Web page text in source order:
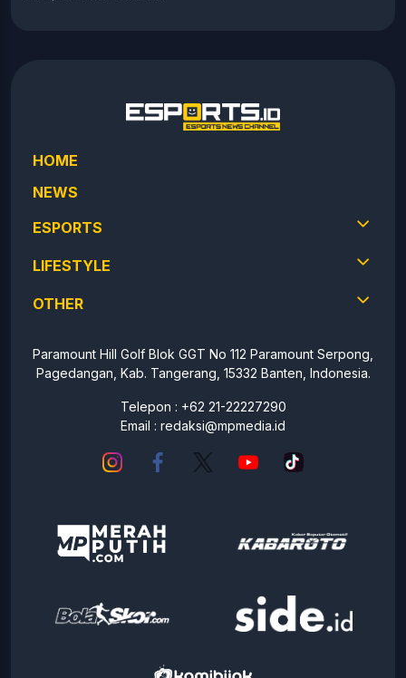
HOME
NEWS
ESPORTS
LIFESTYLE
OTHER
Paramount Hill Golf Blok GGT No 112 Paramount Serpong,
Pagedangan, Kab. Tangerang, 15332 Banten, Indonesia.
Telepon : +62 21-22227290
Email : redaksi@mpmedia.id